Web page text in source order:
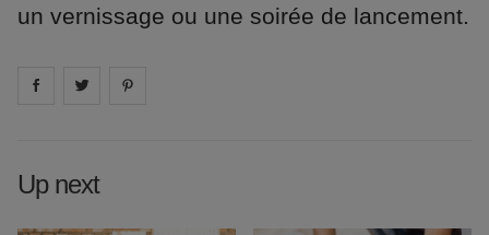
un vernissage ou une soirée de lancement.
Share on facebook
Share on
Up next